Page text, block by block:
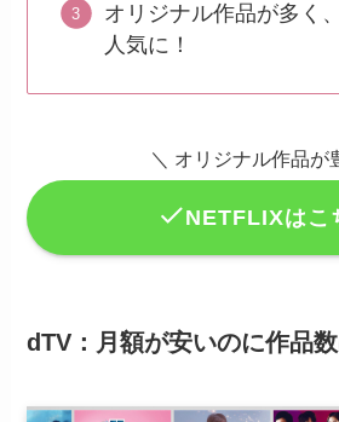
オリジナル作品が多く
人気に！
＼ オリジナル作品が
NETFLIXはこ
dTV：月額が安いのに作品